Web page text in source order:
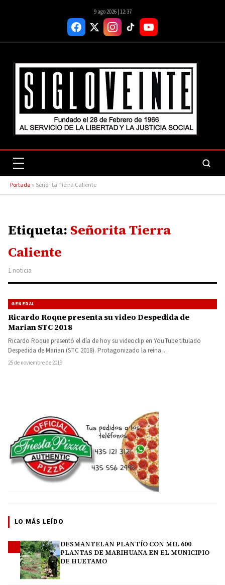
9 ago 2026 | 12:37
Portada » Señorita Tierra Caliente
Etiqueta: Señorita Tierra
Caliente
1 noticia
GENERAL
Ricardo Roque presenta su video Despedida de
Marian STC 2018
Ricardo Roque presentó el día de hoy su videoclip en YouTube titulado
Despedida de Marian (STC 2018). Protagonizado la reina…
25 de noviembre de 2019
LO MÁS LEÍDO
DESMANTELAN PLANTÍO CON MIL 600
PLANTAS DE MARIHUANA EN EL MUNICIPIO
DE HUETAMO